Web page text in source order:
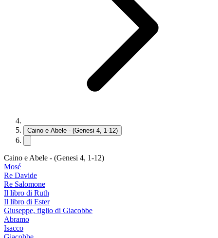
Caino e Abele - (Genesi 4, 1-12)
Caino e Abele - (Genesi 4, 1-12)
Mosé
Re Davide
Re Salomone
Il libro di Ruth
Il libro di Ester
Giuseppe, figlio di Giacobbe
Abramo
Isacco